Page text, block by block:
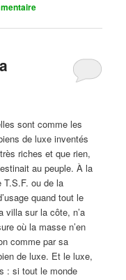
sont comme les
de luxe inventés
riches et que rien,
au peuple. À la
T.S.F. ou de la
quand tout le
villa sur la côte, n’a
où la masse n’en
comme par sa
de luxe. Et le luxe,
: si tout le monde